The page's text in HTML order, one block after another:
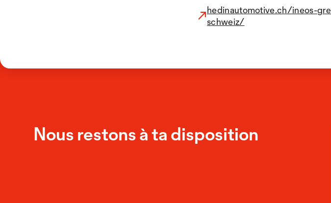
hedinautomotive.ch/ineos-
schweiz/
Nous restons à ta disposition